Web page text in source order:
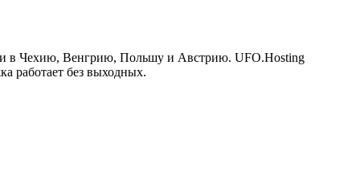
в Чехию, Венгрию, Польшу и Австрию. UFO.Hosting
работает без выходных.